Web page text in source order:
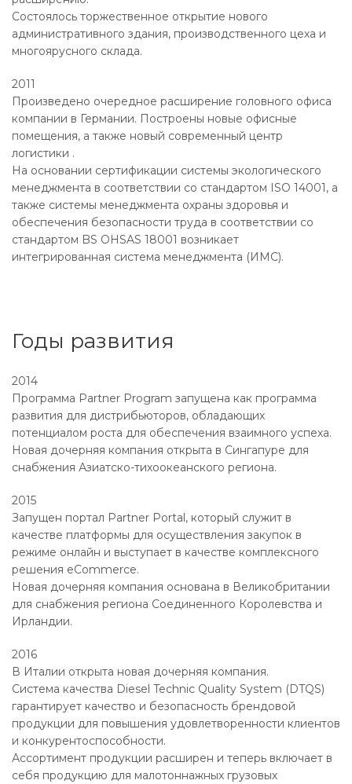
Состоялось торжественное открытие нового
административного здания, производственного цеха и
многоярусного склада.
2011
Произведено очередное расширение головного офиса
компании в Германии. Построены новые офисные
помещения, а также новый современный центр
логистики .
На основании сертификации системы экологического
менеджмента в соответствии со стандартом ISO 14001, а
также системы менеджмента охраны здоровья и
обеспечения безопасности труда в соответствии со
стандартом BS OHSAS 18001 возникает
интегрированная система менеджмента (ИМС).
Годы развития
2014
Программа Partner Program запущена как программа
развития для дистрибьюторов, обладающих
потенциалом роста для обеспечения взаимного успеха.
Новая дочерняя компания открыта в Сингапуре для
снабжения Азиатско-тихоокеанского региона.
2015
Запущен портал Partner Portal, который служит в
качестве платформы для осуществления закупок в
режиме онлайн и выступает в качестве комплексного
решения eCommerce.
Новая дочерняя компания основана в Великобритании
для снабжения региона Соединенного Королевства и
Ирландии.
2016
В Италии открыта новая дочерняя компания.
Система качества Diesel Technic Quality System (DTQS)
гарантирует качество и безопасность брендовой
продукции для повышения удовлетворенности клиентов
и конкурентоспособности.
Ассортимент продукции расширен и теперь включает в
себя продукцию для малотоннажных грузовых